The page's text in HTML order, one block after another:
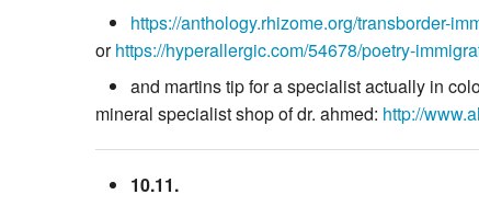
https://anthology.rhizome.org/transborder-
orhttps://hyperallergic.com/54678/poetry-
and martins tip for a specialist actually in
mineral specialist shop of dr. ahmed: http://
10.11.